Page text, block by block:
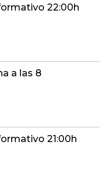
22:00h
a las 8
21:00h